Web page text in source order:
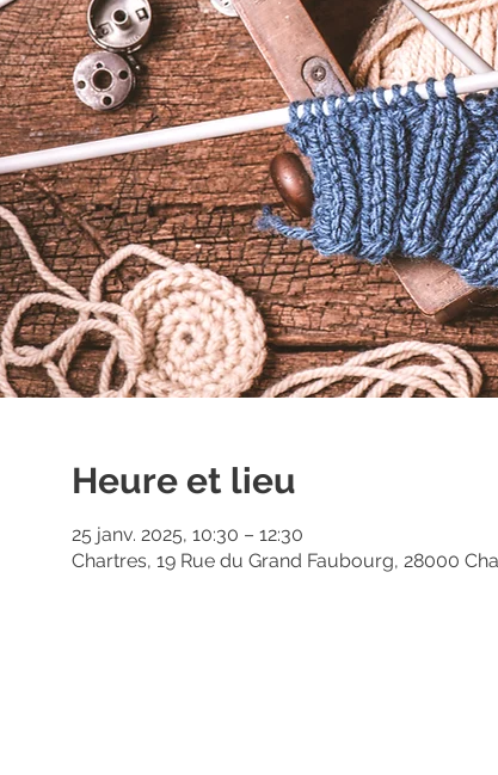
Heure et lieu
25 janv. 2025, 10:30 – 12:30
Chartres, 19 Rue du Grand Faubourg, 28000